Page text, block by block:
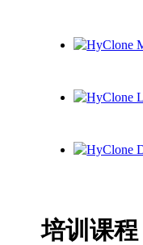
培训课程